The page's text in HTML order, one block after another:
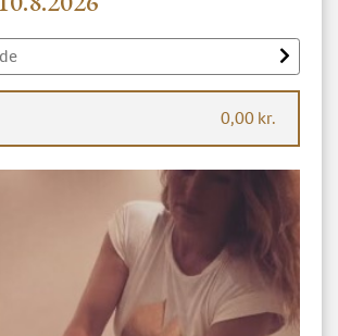
0,00 kr.
Gå til betaling